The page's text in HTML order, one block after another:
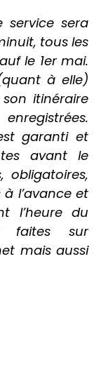
service sera
tous les
le 1er mai.
à elle)
itinéraire
garanti et
avant le
obligatoires,
l’avance et
l’heure du
faites sur
mais aussi